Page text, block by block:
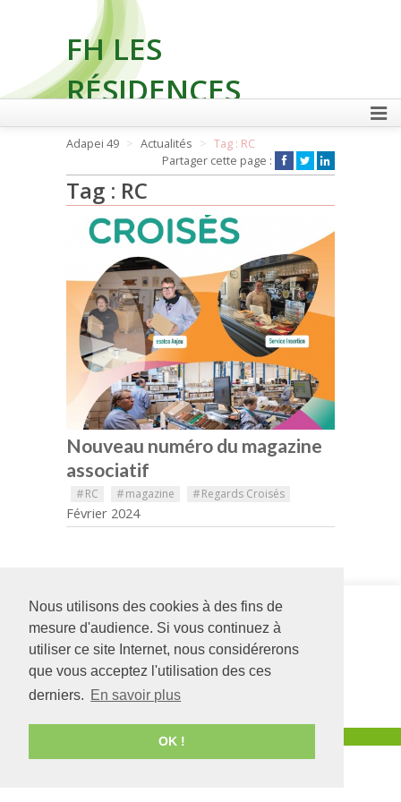
Nous utilisons des cookies à des fins de
mesure d'audience. Si vous continuez à
utiliser ce site Internet, nous considérerons
que vous acceptez l'utilisation des ces
derniers. En savoir plus
OK !
FH LES
RÉSIDENCES
FAIRE UN DON
Adapei 49 Actualités
Tag : RC
Partager cette page :
Tag : RC
Nouveau numéro du magazine
associatif
#RC #magazine #Regards Croisés
Février 2024
Siège social
126 rue Saint Léonard
BP 71857
49018 AngersCEDEX
01
02 41 68 98 50
www.adapei49.asso.fr
Foyer Les
Résidences
Hirondelles
49300
Agence de communication Angers